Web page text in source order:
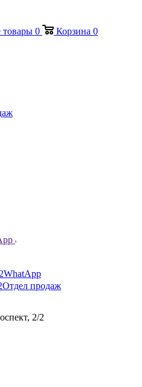
товары 0 Корзина 0
WhatApp
Отдел продаж
2/2